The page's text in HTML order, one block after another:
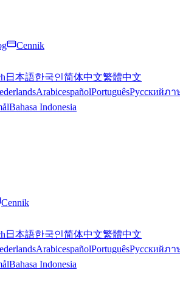
Cennik
日本語한국인简体中文繁體中文
ArabicespañolPortuguêsРусскийภา
Bahasa Indonesia
Cennik
日本語한국인简体中文繁體中文
ArabicespañolPortuguêsРусскийภา
Bahasa Indonesia